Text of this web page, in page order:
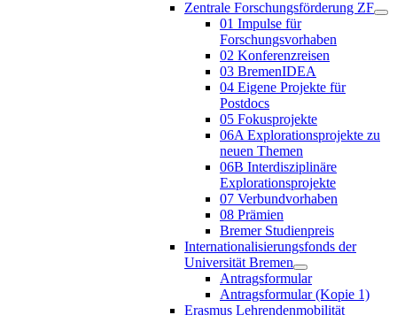
Zentrale Forschungsförderung ZF
01 Impulse für
Forschungsvorhaben
02 Konferenzreisen
03 BremenIDEA
04 Eigene Projekte für
Postdocs
05 Fokusprojekte
06A Explorationsprojekte zu
neuen Themen
06B Interdisziplinäre
Explorationsprojekte
07 Verbundvorhaben
08 Prämien
Bremer Studienpreis
Internationalisierungsfonds der
Universität Bremen
Antragsformular
Antragsformular (Kopie 1)
Erasmus Lehrendenmobilität